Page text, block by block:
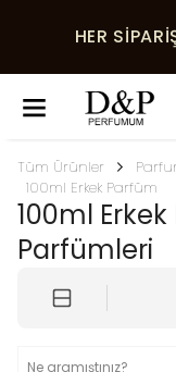
HER
Tüm Ürünler
100ml Erkek Parfüm
100ml
Parfümleri